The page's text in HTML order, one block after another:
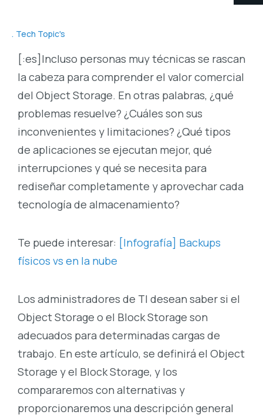
Tech Topic's
[:es]Incluso personas muy técnicas se rascan
la cabeza para comprender el valor comercial
del Object Storage. En otras palabras, ¿qué
problemas resuelve? ¿Cuáles son sus
inconvenientes y limitaciones? ¿Qué tipos
de aplicaciones se ejecutan mejor, qué
interrupciones y qué se necesita para
rediseñar completamente y aprovechar cada
tecnología de almacenamiento?
Te puede interesar: [Infografía] Backups
físicos vs en la nube
Los administradores de TI desean saber si el
Object Storage o el Block Storage son
adecuados para determinadas cargas de
trabajo. En este artículo, se definirá el Object
Storage y el Block Storage, y los
compararemos con alternativas y
proporcionaremos una descripción general